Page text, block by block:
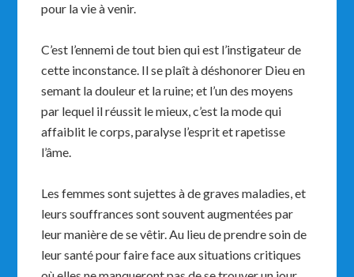
pour la vie à venir.
C’est l’ennemi de tout bien qui est l’instigateur de
cette inconstance. Il se plaît à déshonorer Dieu en
semant la douleur et la ruine; et l’un des moyens
par lequel il réussit le mieux, c’est la mode qui
affaiblit le corps, paralyse l’esprit et rapetisse
l’âme.
Les femmes sont sujettes à de graves maladies, et
leurs souffrances sont souvent augmentées par
leur manière de se vêtir. Au lieu de prendre soin de
leur santé pour faire face aux situations critiques